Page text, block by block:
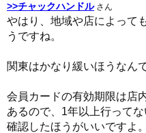
>>チャックハンドルさん
やはり、地域や店によって
うですね。
関東はかなり緩いほうなん
会員カードの有効期限は店
あるので、1年以上行って
確認したほうがいいですよ。